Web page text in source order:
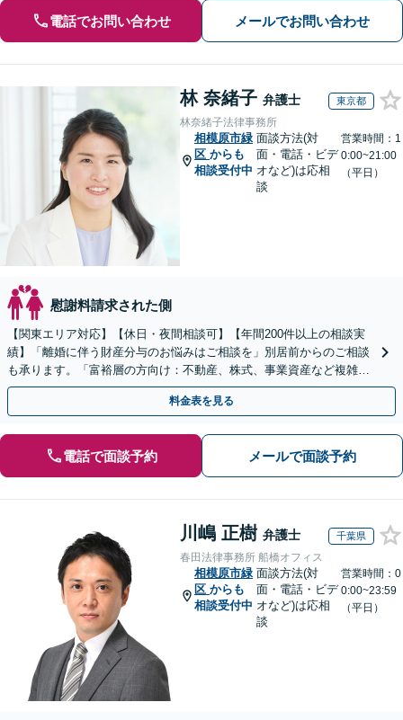
電話でお問い合わせ メールでお問い合わせ
林 奈緒子 弁護士 東京都
林奈緒子法律事務所
相模原市緑
区 からも
相談受付中
面談方法(対
面・電話・ビデ
オなど)は応相
談
営業時間：1
0:00~21:00
（平日）
慰謝料請求された側
【関東エリア対応】【休日・夜間相談可】【年間200件以上の相談実
績】「離婚に伴う財産分与のお悩みはご相談を」別居前からのご相談
も承ります。「富裕層の方向け：不動産、株式、事業資産など複雑な
財産構成に対応したより詳細なアドバイスを提供」
料金表を見る
電話で面談予約 メールで面談予約
川嶋 正樹 弁護士 千葉県
春田法律事務所 船橋オフィス
相模原市緑
区 からも
相談受付中
面談方法(対
面・電話・ビデ
オなど)は応相
談
営業時間：0
0:00~23:59
（平日）